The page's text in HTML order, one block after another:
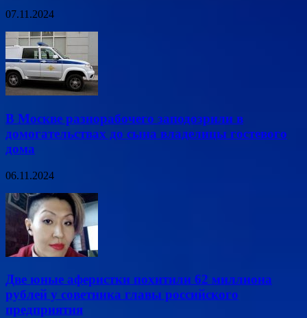
07.11.2024
В Москве разнорабочего заподозрили в
домогательствах до сына владелицы гостевого
дома
06.11.2024
Две юные аферистки похитили 62 миллиона
рублей у советника главы российского
предприятия